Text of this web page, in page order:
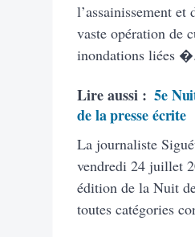
l’assainissement
vaste opération de
inondations liées �.
Lire aussi : 5e
de la presse écrite
La journaliste
vendredi 24 juillet
édition de la Nuit
toutes catégories